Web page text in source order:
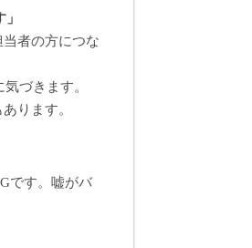
者の方につな
づきます。
ります。
です。嘘がバ